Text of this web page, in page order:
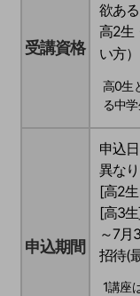
受講資格
欲ある
高2生
い方）
高0生
る中学
申込期間
申込
異なり
[高2
[高3
～7
招待(
1講座